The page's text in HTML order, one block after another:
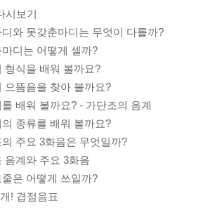
시보기
디와 못갖춘마디는 무엇이 다를까?
마디는 어떻게 셀까?
형식을 배워 볼까요?
으뜸음을 찾아 볼까요?
배워 볼까요? - 가단조의 음계
의 종류를 배워 볼까요?
의 주요 3화음은 무엇일까?
음계와 주요 3화음
줄은 어떻게 쓰일까?
! 겹점음표